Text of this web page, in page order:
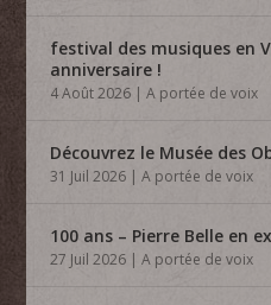
festival des musiques en
anniversaire !
4 Août 2026 |A portée de voix
Découvrez le Musée des
31 Juil 2026 |A portée de voix
100 ans – Pierre Belle en
27 Juil 2026 |A portée de voix